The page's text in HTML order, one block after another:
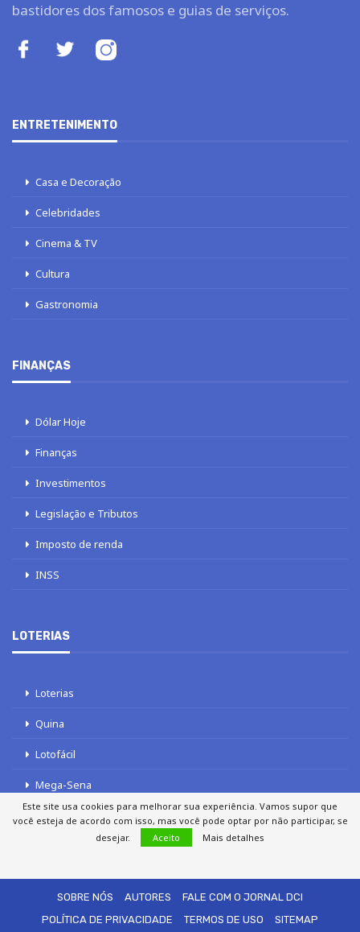
bastidores dos famosos e guias de serviços.
ENTRETENIMENTO
Casa e Decoração
Celebridades
Cinema & TV
Cultura
Gastronomia
FINANÇAS
Dólar Hoje
Finanças
Investimentos
Legislação e Tributos
Imposto de renda
INSS
LOTERIAS
Loterias
Quina
Lotofácil
Mega-Sena
Tele sena
SOBRE NÓS AUTORES
FALE COM O JORNAL DCI
POLÍTICA DE PRIVACIDADE
TERMOS DE USO SITEMAP
Este site usa cookies para melhorar sua experiência. Vamos supor que
você esteja de acordo com isso, mas você pode optar por não participar, se
desejar.
Aceito Mais detalhes